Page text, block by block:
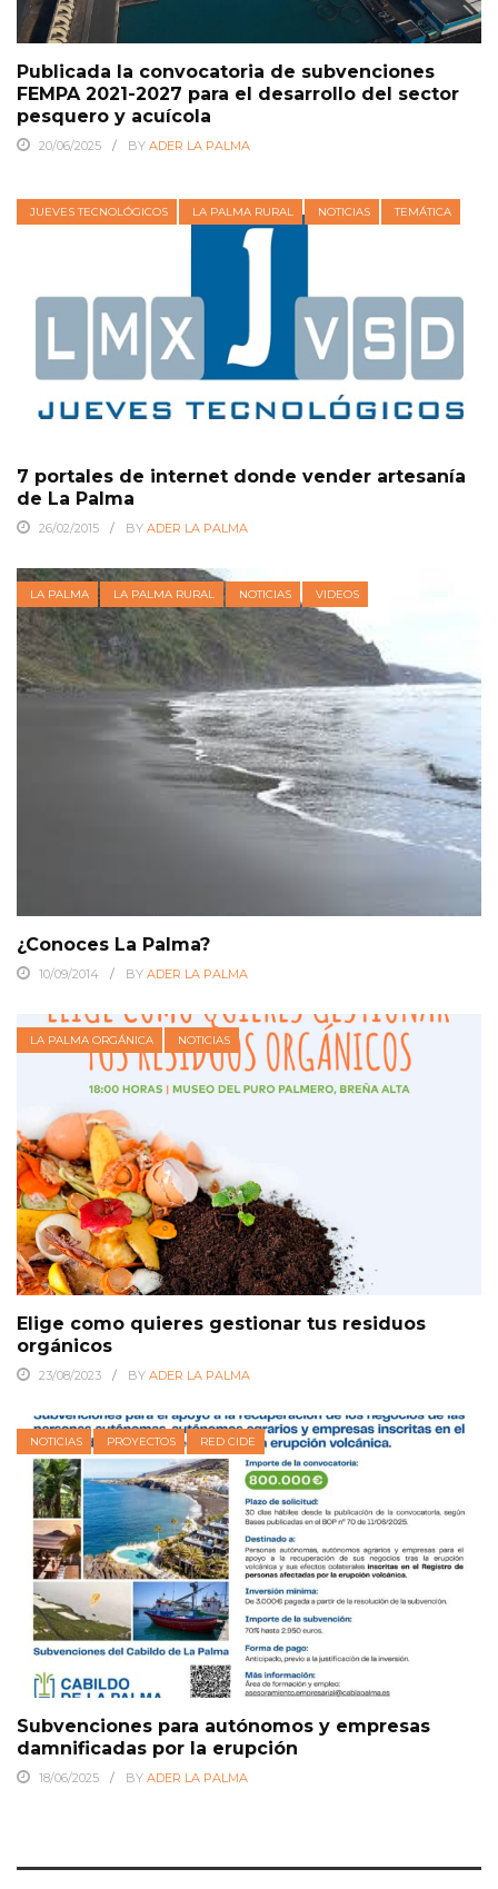
Publicada la convocatoria de subvenciones
FEMPA 2021-2027 para el desarrollo del sector
pesquero y acuícola
20/06/2025 BY ADER LA PALMA
JUEVES TECNOLÓGICOS LA PALMA RURAL NOTICIAS TEMÁTICA
7 portales de internet donde vender artesanía
de La Palma
26/02/2015 BY ADER LA PALMA
LA PALMA LA PALMA RURAL NOTICIAS VIDEOS
¿Conoces La Palma?
10/09/2014 BY ADER LA PALMA
LA PALMA ORGÁNICA NOTICIAS
Elige como quieres gestionar tus residuos
orgánicos
23/08/2023 BY ADER LA PALMA
NOTICIAS PROYECTOS RED CIDE
Subvenciones para autónomos y empresas
damnificadas por la erupción
18/06/2025 BY ADER LA PALMA